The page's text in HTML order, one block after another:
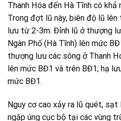
Thanh Hóa đến Hà Tĩnh có
Trong đợt lũ này, biên độ lũ
lưu từ 2-3m. Đỉnh lũ ở thượng
Ngàn Phố (Hà Tĩnh) lên mức
thượng lưu các sông ở Thanh
lên mức BĐ1 và trên BĐ1; hạ
mức BĐ1.
Nguy cơ cao xảy ra lũ quét,
ngập úng cục bộ tại các vùng